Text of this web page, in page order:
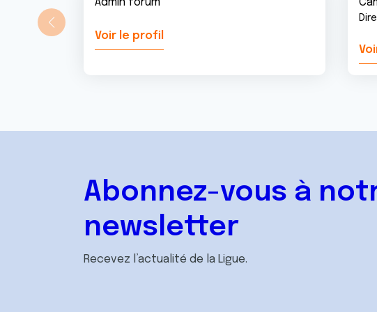
Admin forum
Voir le profil
Abonnez-vous à
newsletter
Recevez l’actualité de la Ligue.